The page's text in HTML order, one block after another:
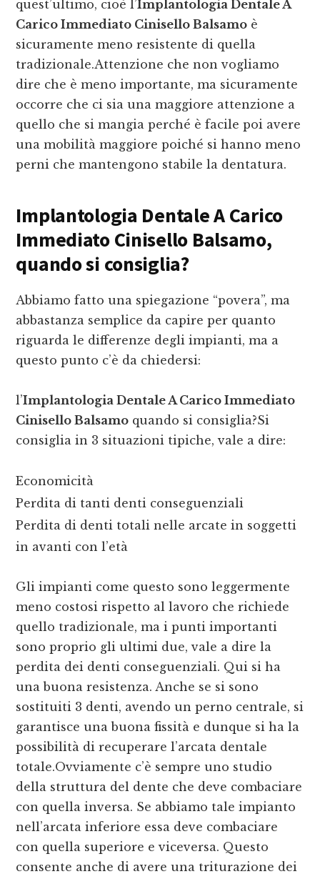
quest’ultimo, cioè l’Implantologia Dentale A
Carico Immediato Cinisello Balsamo è
sicuramente meno resistente di quella
tradizionale.Attenzione che non vogliamo
dire che è meno importante, ma sicuramente
occorre che ci sia una maggiore attenzione a
quello che si mangia perché è facile poi avere
una mobilità maggiore poiché si hanno meno
perni che mantengono stabile la dentatura.
Implantologia Dentale A Carico
Immediato Cinisello Balsamo,
quando si consiglia?
Abbiamo fatto una spiegazione “povera”, ma
abbastanza semplice da capire per quanto
riguarda le differenze degli impianti, ma a
questo punto c’è da chiedersi:
l’Implantologia Dentale A Carico Immediato
Cinisello Balsamo quando si consiglia?Si
consiglia in 3 situazioni tipiche, vale a dire:
Economicità
Perdita di tanti denti conseguenziali
Perdita di denti totali nelle arcate in soggetti
in avanti con l’età
Gli impianti come questo sono leggermente
meno costosi rispetto al lavoro che richiede
quello tradizionale, ma i punti importanti
sono proprio gli ultimi due, vale a dire la
perdita dei denti conseguenziali. Qui si ha
una buona resistenza. Anche se si sono
sostituiti 3 denti, avendo un perno centrale, si
garantisce una buona fissità e dunque si ha la
possibilità di recuperare l’arcata dentale
totale.Ovviamente c’è sempre uno studio
della struttura del dente che deve combaciare
con quella inversa. Se abbiamo tale impianto
nell’arcata inferiore essa deve combaciare
con quella superiore e viceversa. Questo
consente anche di avere una triturazione dei